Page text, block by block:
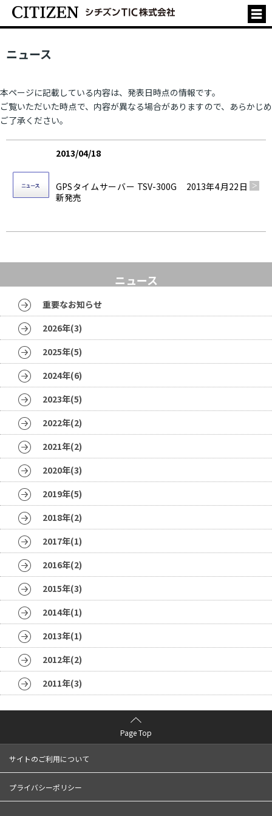
ニュース
本ページに記載している内容は、発表日時点の情報です。
ご覧いただいた時点で、内容が異なる場合がありますので、あらかじめ
ご了承ください。
2013/04/18
GPSタイムサーバー TSV-300G 2013年4月22日
新発売
ニュース
重要なお知らせ
2026年(3)
2025年(5)
2024年(6)
2023年(5)
2022年(2)
2021年(2)
2020年(3)
2019年(5)
2018年(2)
2017年(1)
2016年(2)
2015年(3)
2014年(1)
2013年(1)
2012年(2)
2011年(3)
Page Top
サイトのご利用について
プライバシーポリシー